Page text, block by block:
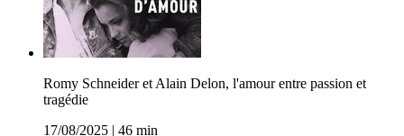
Romy Schneider et Alain Delon, l'amour entre passion et
tragédie
17/08/2025
46 min